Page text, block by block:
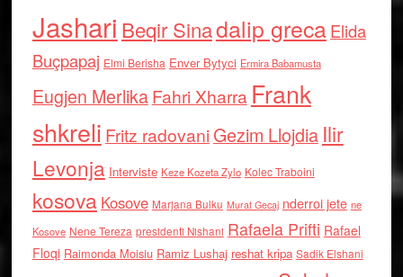
Jashari Beqir Sinadalip grecaElida
Buçpapaj Elmi Berisha Enver Bytyci Ermira Babamusta
Eugjen MerlikaFahri Xharra Frank
shkreli Fritz radovaniGezim Llojdia Ilir
Levonja Interviste Keze Kozeta Zylo Kolec Traboini
kosova Kosove Marjana Bulku Murat Gecaj nderroi jete ne
Kosove Nene Tereza presidenti Nishani Rafaela Prifti Rafael
Floqi Raimonda Moisiu Ramiz Lushaj reshat kripa Sadik Elshani